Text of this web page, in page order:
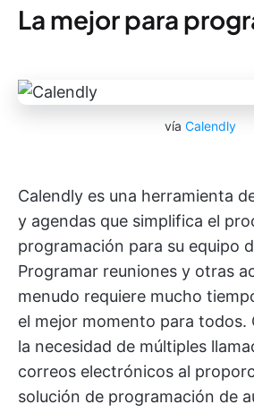
La mejor para
vía Calendly
Calendly es una herramienta
y agendas que simplifica el
programación para su equipo
Programar reuniones y otras
menudo requiere mucho
el mejor momento para todos.
la necesidad de múltiples
correos electrónicos al
solución de programación de